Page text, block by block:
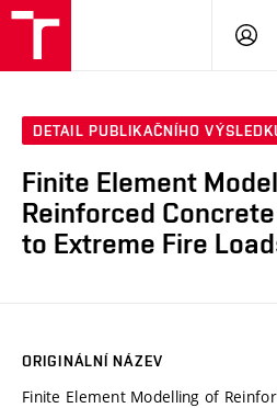
DETAIL PUBLIKAČNÍHO
Finite Element
Reinforced
to Extreme Fire
ORIGINÁLNÍ NÁZEV
Finite Element Modelling of